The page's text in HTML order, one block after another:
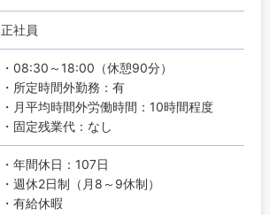
正社員
・08:30～18:00（休憩90分）
・所定時間外勤務：有
・月平均時間外労働時間：10時間程度
・固定残業代：なし
・年間休日：107日
・週休2日制（月8～9休制）
・有給休暇